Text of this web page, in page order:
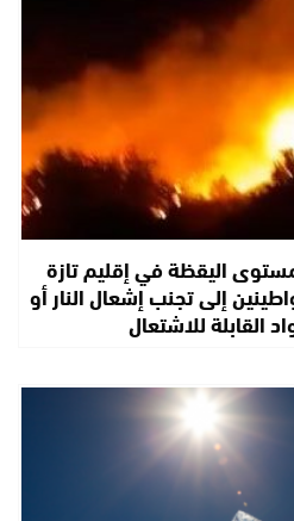
اليقظة في إقليم تازة
إلى تجنب إشعال النار أو
القابلة للاشتعال